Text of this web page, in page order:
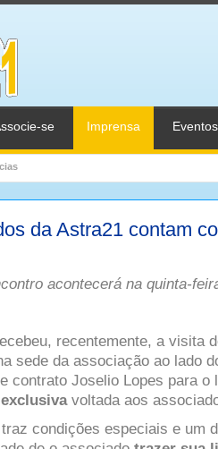
se Imprensa Eventos
da Astra21 contam
acontecerá na quinta-
recentemente, a visita
sede da associação ao lado
contrato Joselio Lopes para o
voltada aos
condições especiais e um